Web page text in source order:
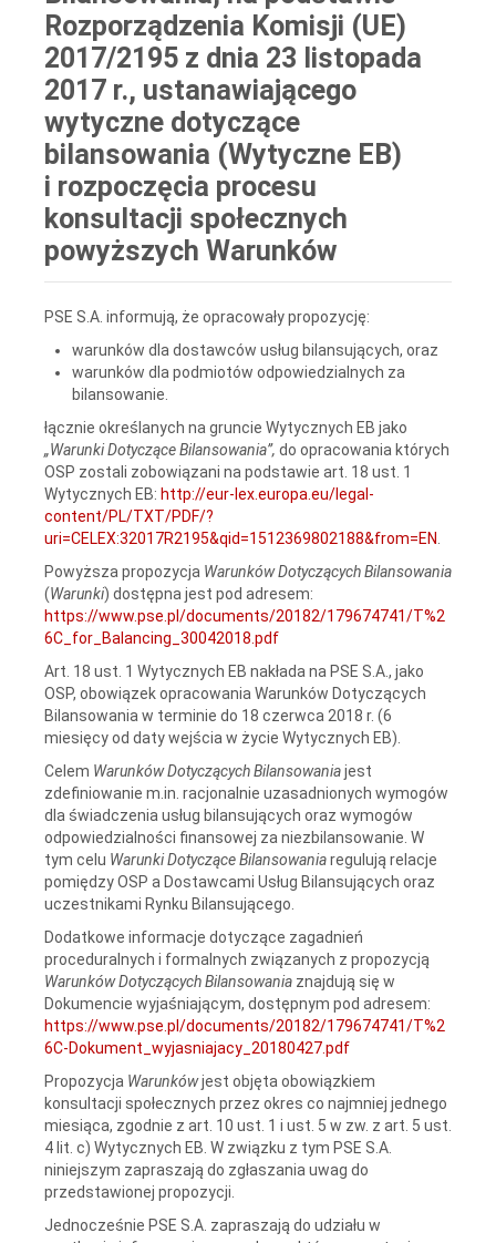
Rozporządzenia Komisji (UE)
2017/2195 z dnia 23 listopada
2017 r., ustanawiającego
wytyczne dotyczące
bilansowania (Wytyczne EB)
i rozpoczęcia procesu
konsultacji społecznych
powyższych Warunków
PSE S.A. informują, że opracowały propozycję:
warunków dla dostawców usług bilansujących, oraz
warunków dla podmiotów odpowiedzialnych za
bilansowanie.
łącznie określanych na gruncie Wytycznych EB jako
„Warunki Dotyczące Bilansowania”, do opracowania których
OSP zostali zobowiązani na podstawie art. 18 ust. 1
Wytycznych EB: http://eur-lex.europa.eu/legal-
content/PL/TXT/PDF/?
uri=CELEX:32017R2195&qid=1512369802188&from=EN
Powyższa propozycja Warunków Dotyczących Bilansowania
(Warunki) dostępna jest pod adresem:
https://www.pse.pl/documents/20182/179674741/T%2
6C_for_Balancing_30042018.pdf
Art. 18 ust. 1 Wytycznych EB nakłada na PSE S.A., jako
OSP, obowiązek opracowania Warunków Dotyczących
Bilansowania w terminie do 18 czerwca 2018 r. (6
miesięcy od daty wejścia w życie Wytycznych EB).
Celem Warunków Dotyczących Bilansowaniajest
zdefiniowanie m.in. racjonalnie uzasadnionych wymogów
dla świadczenia usług bilansujących oraz wymogów
odpowiedzialności finansowej za niezbilansowanie. W
tym celu Warunki Dotyczące Bilansowaniaregulują relacje
pomiędzy OSP a Dostawcami Usług Bilansujących oraz
uczestnikami Rynku Bilansującego.
Dodatkowe informacje dotyczące zagadnień
proceduralnych i formalnych związanych z propozycją
Warunków Dotyczących Bilansowania znajdują się w
Dokumencie wyjaśniającym, dostępnym pod adresem:
https://www.pse.pl/documents/20182/179674741/T%2
6C-Dokument_wyjasniajacy_20180427.pdf
Propozycja Warunkówjest objęta obowiązkiem
konsultacji społecznych przez okres co najmniej jednego
miesiąca, zgodnie z art. 10 ust. 1 i ust. 5 w zw. z art. 5 ust.
4 lit. c) Wytycznych EB. W związku z tym PSE S.A.
niniejszym zapraszają do zgłaszania uwag do
przedstawionej propozycji.
Jednocześnie PSE S.A. zapraszają do udziału w